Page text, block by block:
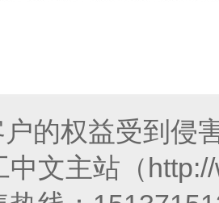
的权益受到侵
中文主站（